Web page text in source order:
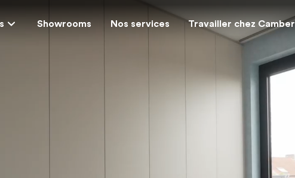
Showrooms Nos services Travailler chez Camber